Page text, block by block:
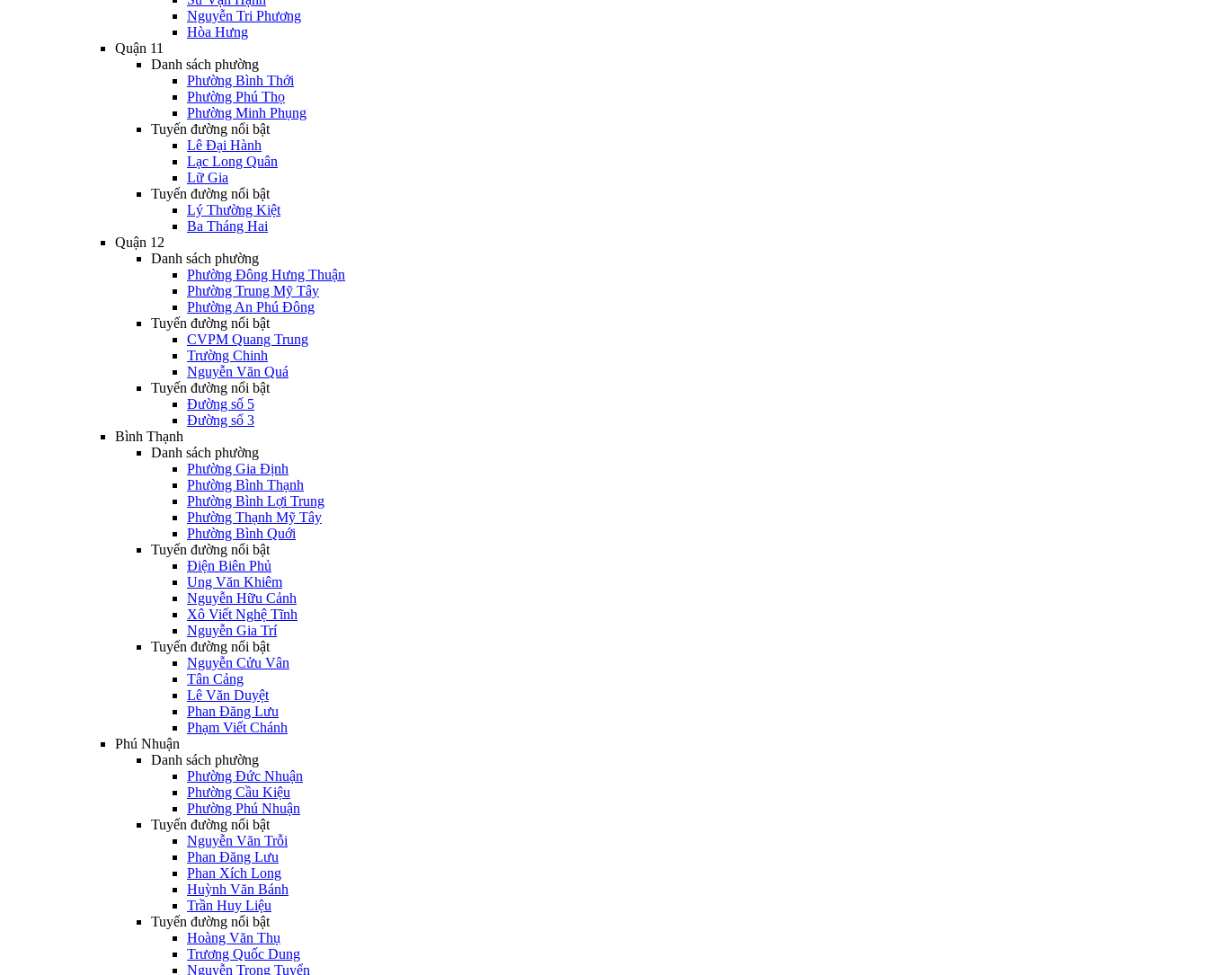
Nguyễn Tri Phương
Hòa Hưng
Quận 11
Danh sách phường
Phường Bình Thới
Phường Phú Thọ
Phường Minh Phụng
Tuyến đường nổi bật
Lê Đại Hành
Lạc Long Quân
Lữ Gia
Tuyến đường nổi bật
Lý Thường Kiệt
Ba Tháng Hai
Quận 12
Danh sách phường
Phường Đông Hưng Thuận
Phường Trung Mỹ Tây
Phường An Phú Đông
Tuyến đường nổi bật
CVPM Quang Trung
Trường Chinh
Nguyễn Văn Quá
Tuyến đường nổi bật
Đường số 5
Đường số 3
Bình Thạnh
Danh sách phường
Phường Gia Định
Phường Bình Thạnh
Phường Bình Lợi Trung
Phường Thạnh Mỹ Tây
Phường Bình Quới
Tuyến đường nổi bật
Điện Biên Phủ
Ung Văn Khiêm
Nguyễn Hữu Cảnh
Xô Viết Nghệ Tĩnh
Nguyễn Gia Trí
Tuyến đường nổi bật
Nguyễn Cửu Vân
Tân Cảng
Lê Văn Duyệt
Phan Đăng Lưu
Phạm Viết Chánh
Phú Nhuận
Danh sách phường
Phường Đức Nhuận
Phường Cầu Kiệu
Phường Phú Nhuận
Tuyến đường nổi bật
Nguyễn Văn Trỗi
Phan Đăng Lưu
Phan Xích Long
Huỳnh Văn Bánh
Trần Huy Liệu
Tuyến đường nổi bật
Hoàng Văn Thụ
Trương Quốc Dung
Nguyễn Trọng Tuyển